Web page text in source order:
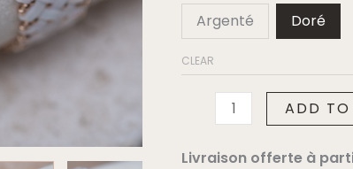
Argenté
Doré
CLEAR
ADD TO
Livraison offerte à